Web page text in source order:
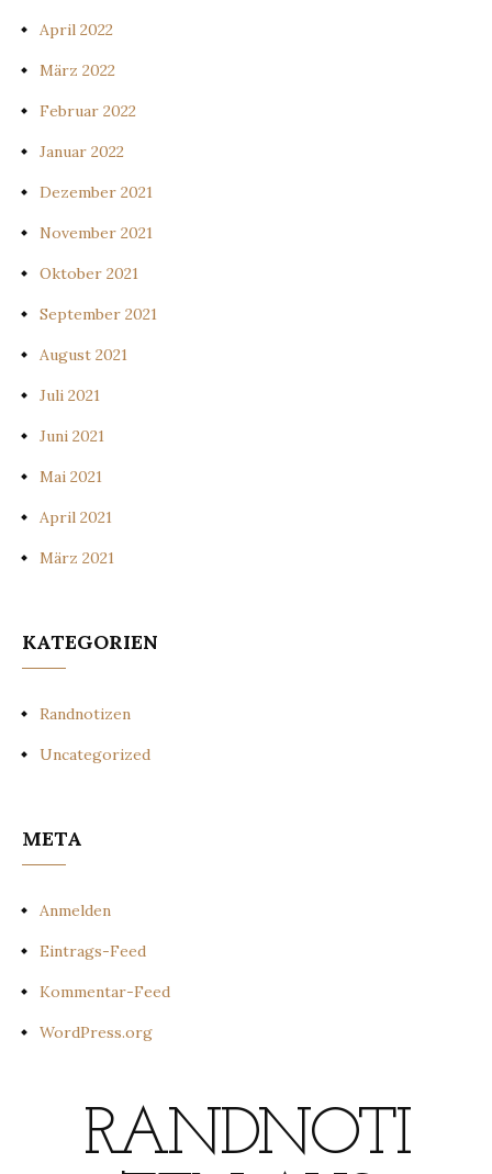
April 2022
März 2022
Februar 2022
Januar 2022
Dezember 2021
November 2021
Oktober 2021
September 2021
August 2021
Juli 2021
Juni 2021
Mai 2021
April 2021
März 2021
KATEGORIEN
Randnotizen
Uncategorized
META
Anmelden
Eintrags-Feed
Kommentar-Feed
WordPress.org
RANDNOTI